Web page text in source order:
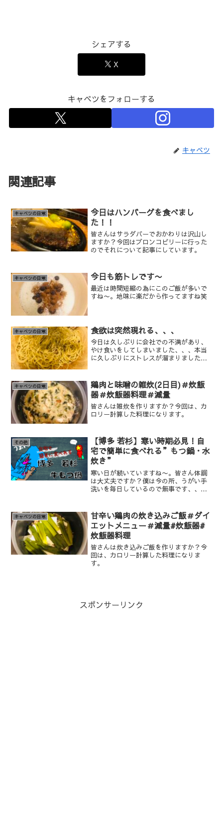
シェアする
X
キャベツをフォローする
キャベツ
関連記事
キャベツの日常
今日はハンバーグを食べまし
た！！
皆さんはサラダバーでおかわりは沢山し
ますか？今回はブロンコビリーに行った
のでそれについて記事にしています。
キャベツの日常 今日も筋トレです〜
最近は時間短縮の為にこのご飯が多いで
すね〜。地味に楽だから作ってますね笑
キャベツの日常 食欲は突然現れる、、、
今日は久しぶりに会社での不満があり、
やけ食いをしてしまいました、、、本当
に久しぶりにストレスが溜まりました
キャベツの日常
鶏肉と味噌の雑炊(2日目)＃炊飯
器＃炊飯器料理＃減量
皆さんは雑炊を作りますか？今回は、カ
ロリー計算した料理になります。
その他
【博多 若杉】寒い時期必見！自
宅で簡単に食べれる”もつ鍋・水
炊き”
寒い日が続いていますね〜。皆さん体調
は大丈夫ですか？僕は今の所、うがい手
洗いを毎日しているので無事です、、、
たくなります。今回は、一人暮らし、彼
女無しの自分が最近購入した、もつ鍋を
記事にしたいと思います。
キャベツの日常
甘辛い鶏肉の炊き込みご飯＃ダイ
エットメニュー＃減量#炊飯器#
炊飯器料理
皆さんは炊き込みご飯を作りますか？今
回は、カロリー計算した料理になりま
す。
スポンサーリンク